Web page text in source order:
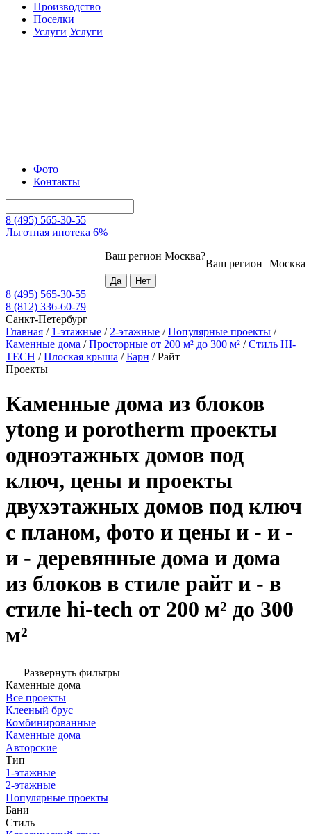
Производство
Поселки
Услуги Услуги
Фото
Контакты
8 (495) 565-30-55
Льготная ипотека 6%
Москва
Ваш регион
Ваш регион Москва?
8 (495) 565-30-55
8 (812) 336-60-79
Санкт-Петербург
Главная / 1-этажные / 2-этажные /Популярные проекты /
Каменные дома /Просторные от 200 м² до 300 м² /Стиль HI-
TECH /Плоская крыша /Барн /Райт
Проекты
Каменные дома из блоков
ytong и porotherm проекты
одноэтажных домов под
ключ, цены и проекты
двухэтажных домов под ключ
с планом, фото и цены и - и -
и - деревянные дома и дома
из блоков в стиле райт и - в
стиле hi-tech от 200 м² до 300
м²
Развернуть фильтры
Каменные дома
Все проекты
Клееный брус
Комбинированные
Каменные дома
Авторские
Тип
1-этажные
2-этажные
Популярные проекты
Бани
Стиль